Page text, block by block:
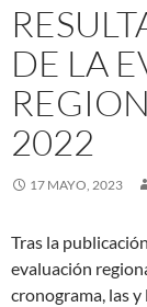
DE LA
2022
17 MAYO, 2023
Tras la
evaluación
cronograma, las